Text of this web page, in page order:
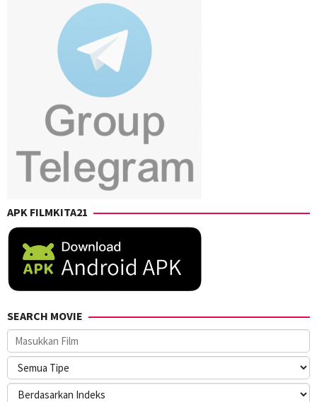
Takashi
Mamezuka
Takashi
Suhara
Takuro
Takahashi
Yuji
Shimizu,
Yusuke
Kubo
APK FILMKITA21
SEARCH MOVIE